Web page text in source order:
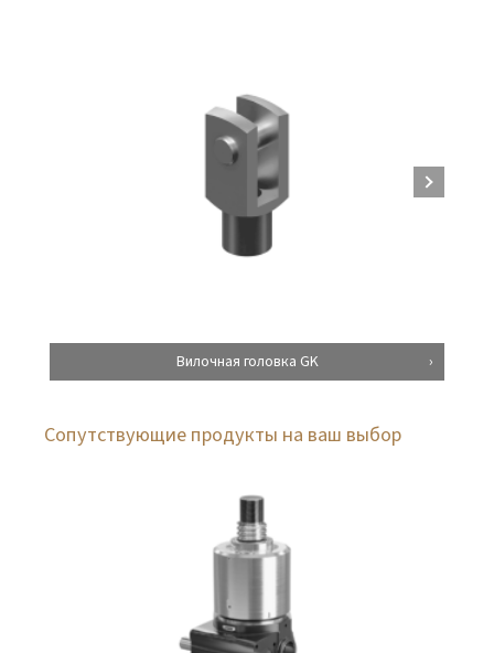
Вилочная головка GK
Сопутствующие продукты на ваш выбор